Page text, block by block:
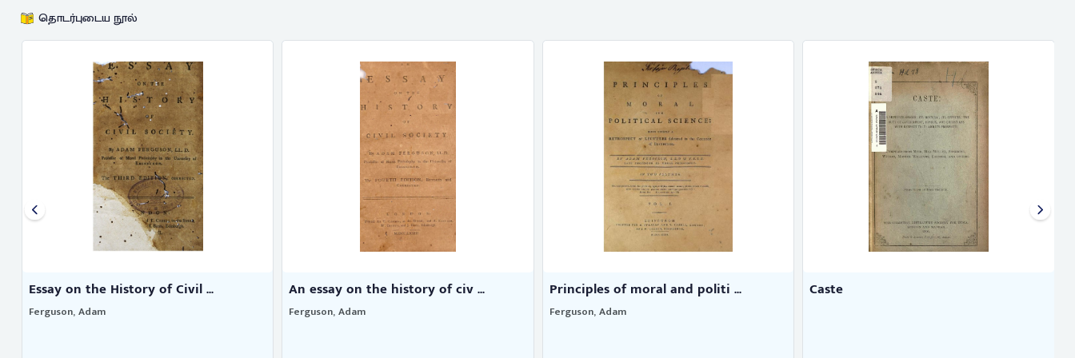
தொடர்புடைய நூல்
Essay on the History of Civil ...
Ferguson, Adam
An essay on the history of civ ...
Ferguson, Adam
Principles of moral and politi ...
Ferguson, Adam
Caste